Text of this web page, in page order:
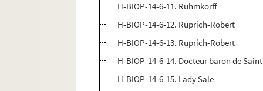
H-BIOP-14-6-11. Ruhmkorff
H-BIOP-14-6-12. Ruprich-Robert
H-BIOP-14-6-13. Ruprich-Robert
H-BIOP-14-6-14. Docteur baron de
H-BIOP-14-6-15. Lady Sale